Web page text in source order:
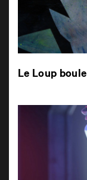
Le Loup boule